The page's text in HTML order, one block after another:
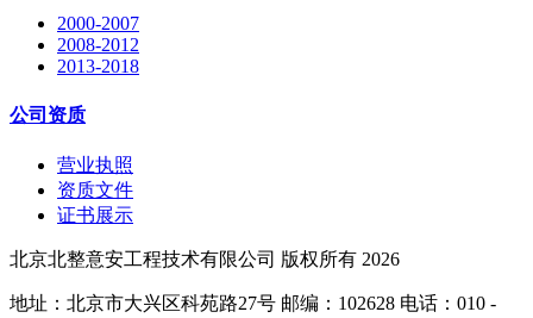
2000-2007
2008-2012
2013-2018
公司资质
营业执照
资质文件
证书展示
北京北整意安工程技术有限公司 版权所有 2026
地址：北京市大兴区科苑路27号 邮编：102628 电话：010 -